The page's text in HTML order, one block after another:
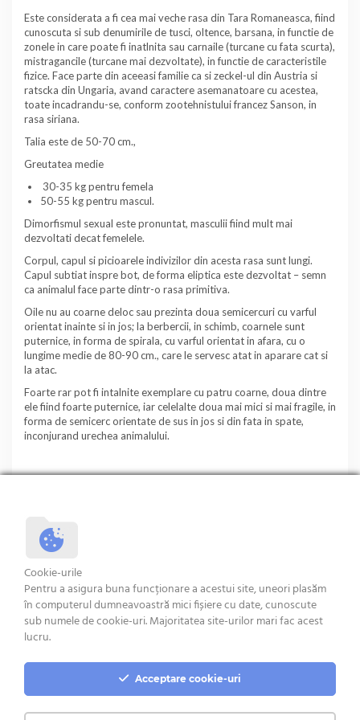
Este considerata a fi cea mai veche rasa din Tara Romaneasca, fiind
cunoscuta si sub denumirile de tusci, oltence, barsana, in functie de
zonele in care poate fi inatlnita sau carnaile (turcane cu fata scurta),
mistragancile (turcane mai dezvoltate), in functie de caracteristile
fizice. Face parte din aceeasi familie ca si zeckel-ul din Austria si
ratscka din Ungaria, avand caractere asemanatoare cu acestea,
toate incadrandu-se, conform zootehnistului francez Sanson, in
rasa siriana.
Talia este de 50-70 cm.,
Greutatea medie
30-35 kg pentru femela
50-55 kg pentru mascul.
Dimorfismul sexual este pronuntat, masculii fiind mult mai
dezvoltati decat femelele.
Corpul, capul si picioarele indivizilor din acesta rasa sunt lungi.
Capul subtiat inspre bot, de forma eliptica este dezvoltat – semn
ca animalul face parte dintr-o rasa primitiva.
Oile nu au coarne deloc sau prezinta doua semicercuri cu varful
orientat inainte si in jos; la berbercii, in schimb, coarnele sunt
puternice, in forma de spirala, cu varful orientat in afara, cu o
lungime medie de 80-90 cm., care le servesc atat in aparare cat si
la atac.
Foarte rar pot fi intalnite exemplare cu patru coarne, doua dintre
ele fiind foarte puternice, iar celelalte doua mai mici si mai fragile, in
forma de semicerc orientate de sus in jos si din fata in spate,
inconjurand urechea animalului.
SCHWARZKOPF
Termeni si Conditii
Cookie-urile
Pentru a asigura buna funcționare a acestui site, uneori plasăm
în computerul dumneavoastră mici fișiere cu date, cunoscute
sub numele de cookie-uri. Majoritatea site-urilor mari fac acest
lucru.
Acceptare cookie-uri